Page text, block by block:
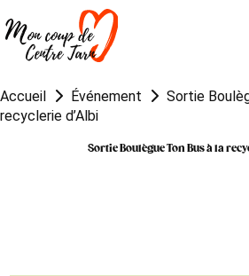
Accueil Événement
Sortie
recyclerie d’Albi
Sortie Boulègue Ton Bus à la